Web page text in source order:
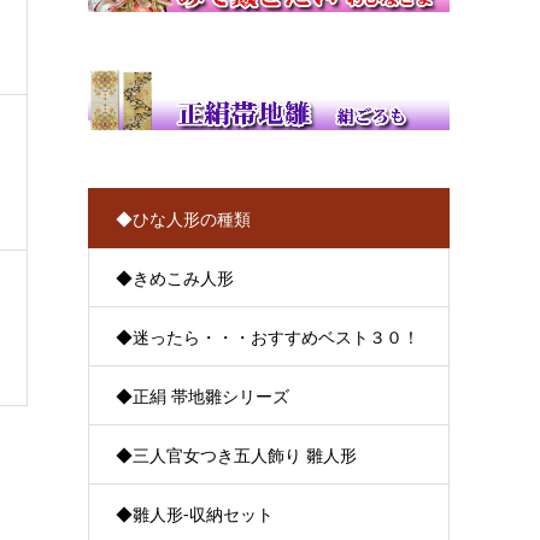
◆ひな人形の種類
◆きめこみ人形
◆迷ったら・・・おすすめベスト３０！
◆正絹 帯地雛シリーズ
◆三人官女つき五人飾り 雛人形
◆雛人形-収納セット